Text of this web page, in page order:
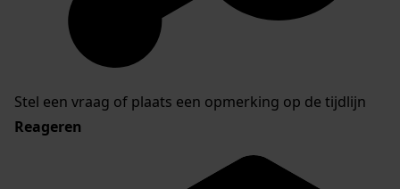
Stel een vraag of plaats een opmerking op de tijdlijn
Reageren